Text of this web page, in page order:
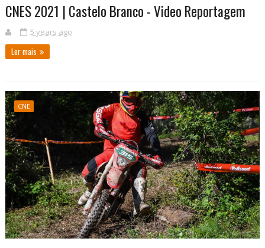
CNES 2021 | Castelo Branco - Video Reportagem
5 years ago
Ler mais
CNE